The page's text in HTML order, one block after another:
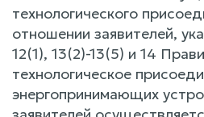
технологического
отношении заявителей,
12(1), 13(2)-13(5) и 14
технологическое
энергопринимающих